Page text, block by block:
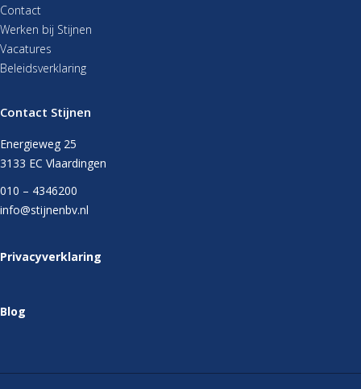
Contact
Werken bij Stijnen
Vacatures
Beleidsverklaring
Contact Stijnen
Energieweg 25
3133 EC Vlaardingen
010 – 4346200
info@stijnenbv.nl
Privacyverklaring
Blog